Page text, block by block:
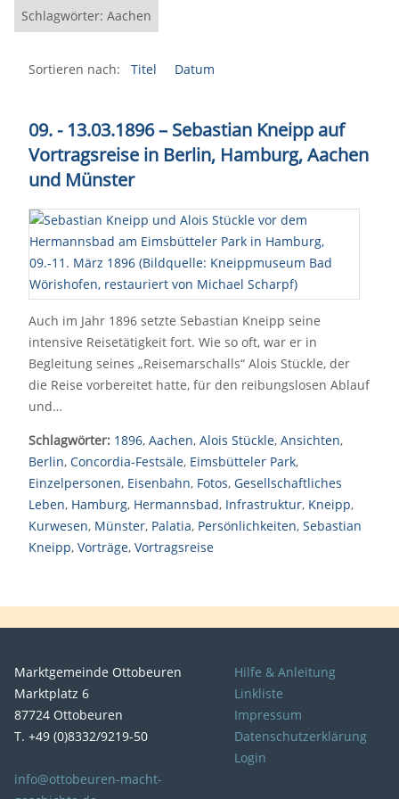
Schlagwörter: Aachen
Sortieren nach: Titel Datum
09. - 13.03.1896 – Sebastian Kneipp auf
Vortragsreise in Berlin, Hamburg, Aachen
und Münster
Auch im Jahr 1896 setzte Sebastian Kneipp seine
intensive Reisetätigkeit fort. Wie so oft, war er in
Begleitung seines „Reisemarschalls“ Alois Stückle, der
die Reise vorbereitet hatte, für den reibungslosen Ablauf
und…
Schlagwörter: 1896, Aachen, Alois Stückle, Ansichten,
Berlin, Concordia-Festsäle, Eimsbütteler Park,
Einzelpersonen, Eisenbahn, Fotos, Gesellschaftliches
Leben, Hamburg, Hermannsbad, Infrastruktur, Kneipp,
Kurwesen, Münster, Palatia, Persönlichkeiten, Sebastian
Kneipp, Vorträge, Vortragsreise
Marktgemeinde Ottobeuren
Marktplatz 6
87724 Ottobeuren
T. +49 (0)8332/9219-50
info@ottobeuren-macht-
Hilfe & Anleitung
Linkliste
Impressum
Datenschutzerklärung
Login